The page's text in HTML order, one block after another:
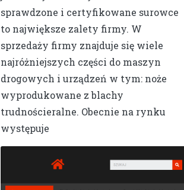
sprawdzone i certyfikowane surowce
to największe zalety firmy. W
sprzedaży firmy znajduje się wiele
najróżniejszych części do maszyn
drogowych i urządzeń w tym: noże
wyprodukowane z blachy
trudnościeralne. Obecnie na rynku
występuje